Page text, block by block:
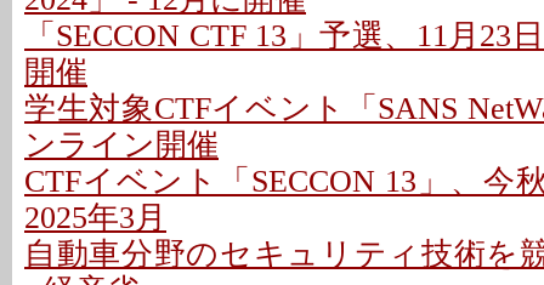
「SECCON CTF 13」予選、11月
開催
学生対象CTFイベント「SANS
ンライン開催
CTFイベント「SECCON 13」、今
2025年3月
自動車分野のセキュリティ技術を